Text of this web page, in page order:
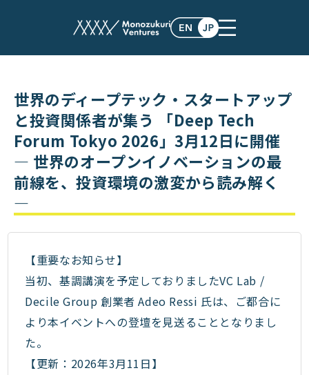
events
世界のディープテック・スタートアップ
と投資関係者が集う 「Deep Tech
Forum Tokyo 2026」3月12日に開催
― 世界のオープンイノベーションの最
前線を、投資環境の激変から読み解く
―
【重要なお知らせ】
当初、基調講演を予定しておりましたVC Lab /
Decile Group 創業者 Adeo Ressi 氏は、ご都合に
より本イベントへの登壇を見送ることとなりまし
た。
【更新：2026年3月11日】